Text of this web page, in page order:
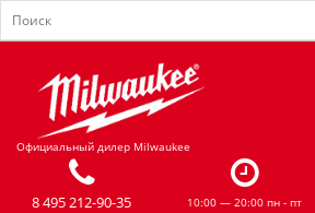
Официальный дилер Milwaukee
8 495 212-90-35
10:00 — 20:00 пн - пт